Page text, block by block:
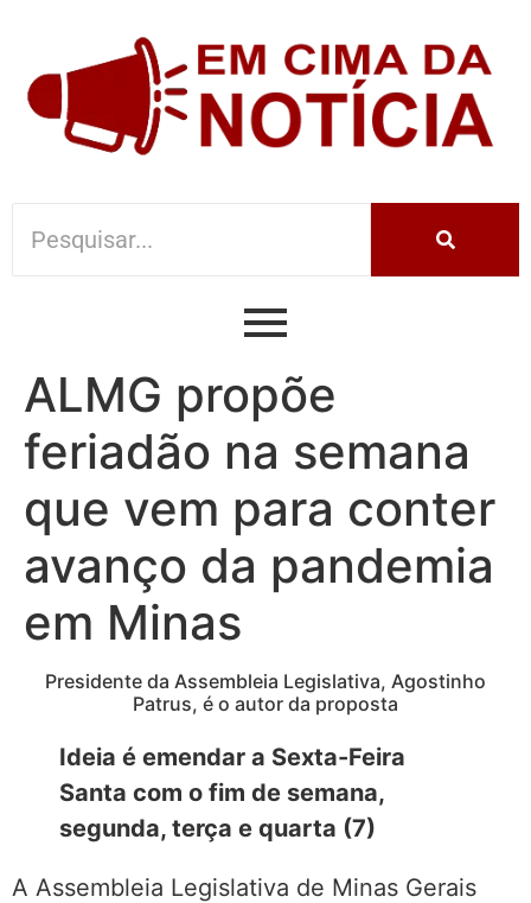
ALMG propõe
feriadão na semana
que vem para conter
avanço da pandemia
em Minas
Presidente da Assembleia Legislativa, Agostinho
Patrus, é o autor da proposta
Ideia é emendar a Sexta-Feira
Santa com o fim de semana,
segunda, terça e quarta (7)
A Assembleia Legislativa de Minas Gerais